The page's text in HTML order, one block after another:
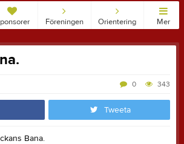
Föreningen Orientering Mer
343
0
Tweeta
Bana.